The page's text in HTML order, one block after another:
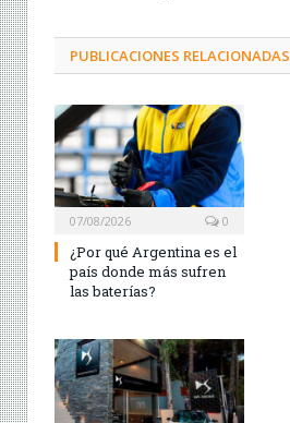
PUBLICACIONES RELACIONADAS
07/08/2026 0
¿Por qué Argentina es el
país donde más sufren
las baterías?